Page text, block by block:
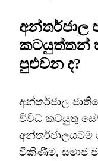
අන්තර්ජාල
කටයුත්තන්
පුළුවන ද?
අන්තර්ජාල
විවිධ කටයුතු
විකිණීම, සමාජ